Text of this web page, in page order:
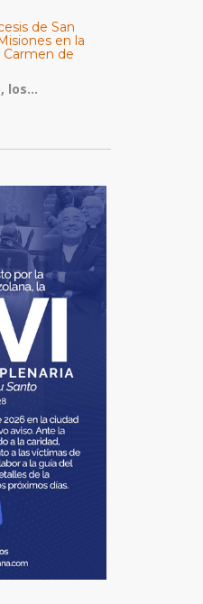
de San
en la
Carmen de
los...